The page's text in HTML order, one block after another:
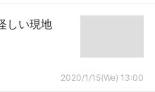
しい現地
2020/1/15(We) 13:00